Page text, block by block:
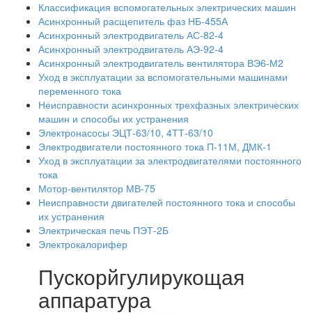
Классификация вспомогательных электрических машин
Асинхронный расщепитель фаз НБ-455А
Асинхронный электродвигатель АС-82-4
Асинхронный электродвигатель АЭ-92-4
Асинхронный электродвигатель вентилятора ВЭ6-М2
Уход в эксплуатации за вспомогательными машинами
переменного тока
Неисправности асинхронных трехфазных электрических
машин и способы их устранения
Электронасосы ЭЦТ-63/10, 4ТТ-63/10
Электродвигатели постоянного тока П-11М, ДМК-1
Уход в эксплуатации за электродвигателями постоянного
тока
Мотор-вентилятор МВ-75
Неисправности двигателей постоянного тока и способы
их устранения
Электрическая печь ПЭТ-2Б
Электрокалорифер
Пускорйгулирукощая
аппаратура